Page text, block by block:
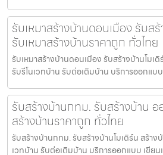
รับเหมาสร้างบ้านดอนเมือง รับส
รับเหมาสร้างบ้านราคาถูก ทั่วไทย
รับเหมาสร้างบ้านดอนเมือง รับสร้างบ้านโมเ
รับรีโนเวทบ้าน รับต่อเติมบ้าน บริการออกแบ
รับสร้างบ้านกทม. รับสร้างบ้าน
สร้างบ้านราคาถูก ทั่วไทย
รับสร้างบ้านกทม. รับสร้างบ้านโมเดิร์น สร้าง
เวทบ้าน รับต่อเติมบ้าน บริการออกแบบ เขีย